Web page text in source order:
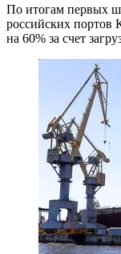
По итогам первых
российских портов
на 60% за счет